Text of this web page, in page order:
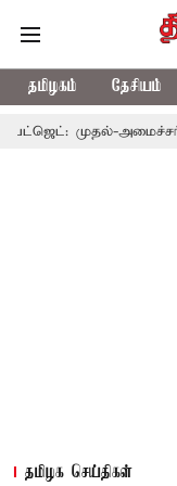
தமிழகம் தேசியம்
அமைச்சர் விஜய்
தமிழக செய்திகள்